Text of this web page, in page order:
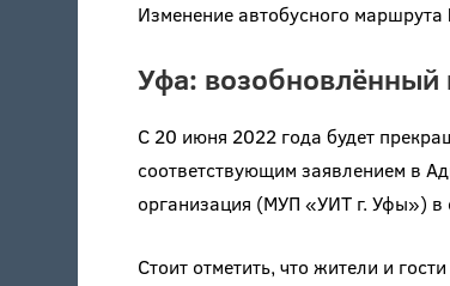
Изменение автобусного маршрута
Уфа:
С 20 июня 2022 года будет
соответствующим заявлением в
организация (МУП «УИТ г. Уфы») в
Стоит отметить, что жители и